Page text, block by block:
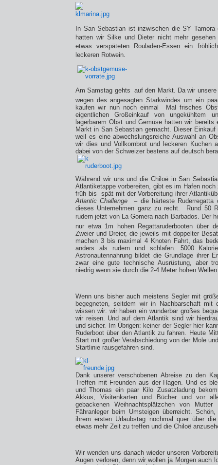
In San Sebastian ist inzwischen die SY
hatten wir Silke und Dieter nicht mehr
etwas verspäteten Rouladen-Essen ein
leckeren Rotwein.
Am Samstag gehts
auf den Markt. Da wir
wegen des angesagten Starkwindes um ein
kaufen wir nun noch einmal
Mal frisches
eigentlichen Großeinkauf von ungekühltem
lagerbarem Obst und Gemüse hatten wir
Markt in San Sebastian gemacht. Dieser Einkauf
weil es eine abwechslungsreiche Auswahl an
wir dies und Vollkornbrot und leckeren Kuchen
dabei von der Schweizer bestens auf deutsch
Während wir uns und die Chiloë in San
Atlantiketappe vorbereiten, gibt es im Hafen noch
früh bis
spät mit der Vorbereitung ihrer
Atlantic Challenge
– die härteste Ruderregatta
dieses Unternehmen ganz zu recht.
Rund 50
rudern jetzt von La Gomera nach Barbados. Der
nur etwa 1m hohen Regattaruderbooten über
Zweier und Dreier, die jeweils mit doppelter
machen 3 bis maximal 4 Knoten Fahrt, das
anders als rudern und schlafen. 5000
Astronautennahrung bildet die Grundlage ihrer
zwar eine gute technische Ausrüstung, aber
niedrig wenn sie durch die 2-4 Meter hohen
Wenn uns bisher auch meistens Segler mit
begegneten, seitdem wir in Nachbarschaft mit
wissen wir: wir haben ein wunderbar großes
wir reisen. Und auf dem Atlantik sind wir
und sicher. Im Übrigen: keiner der Segler hier
Ruderboot über den Atlantik zu fahren. Heute
Start mit großer Verabschiedung von der Mole
Startlinie rausgefahren sind.
Dank unserer verschobenen Abreise zu den
Treffen mit Freunden aus der Hagen. Und es
und Thomas ein paar Kilo Zusatzladung
Akkus, Visitenkarten und Bücher und vor
gebackenen Weihnachtsplätzchen von
Fähranleger beim Umsteigen überreicht.
ihrem ersten Urlaubstag nochmal quer über
etwas mehr Zeit zu treffen und die Chiloë
Wir wenden uns danach wieder unseren
Augen verloren, denn wir wollen ja Morgen auch